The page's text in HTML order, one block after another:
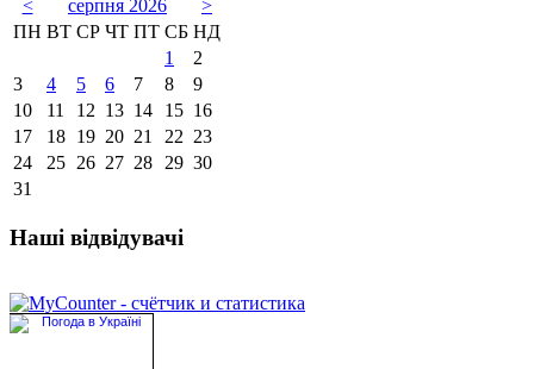
< серпня 2026
>
ПН ВТ СР ЧТ ПТ СБ НД
1
2
3
4 5 6 7 8
9
10
11 12 13 14 15 16
17
18 19 20 21 22 23
24
25 26 27 28 29 30
31
Наші відвідувачі